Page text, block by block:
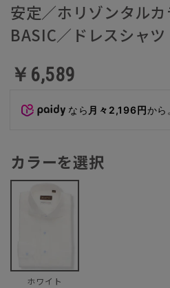
安定／ホリゾンタル
BASIC／ドレスシャツ
￥6,589
なら 月々2,196円から
カラーを選択
ホワイト